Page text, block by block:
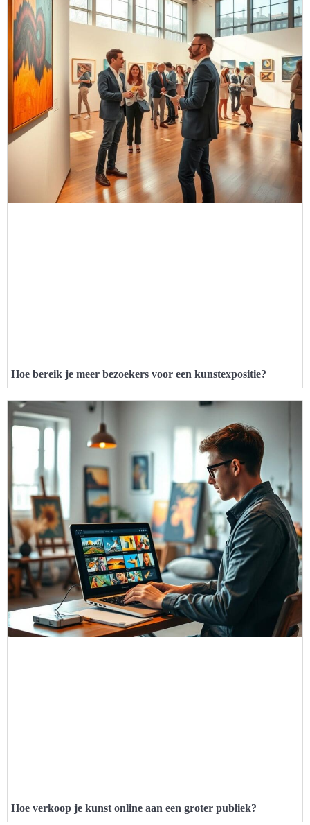
Hoe bereik je meer bezoekers voor een kunstexpositie?
Hoe verkoop je kunst online aan een groter publiek?